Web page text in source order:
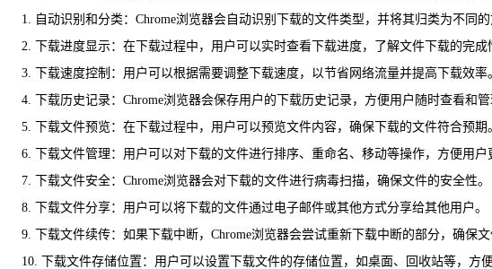
1. 自动识别和分类：Chrome浏览器会自动识别下载的文件类型，并将其归类为不同
2. 下载进度显示：在下载过程中，用户可以实时查看下载进度，了解文件下载的完成
3. 下载速度控制：用户可以根据需要调整下载速度，以节省网络流量并提高下载效率
4. 下载历史记录：Chrome浏览器会保存用户的下载历史记录，方便用户随时查看和管
5. 下载文件预览：在下载过程中，用户可以预览文件内容，确保下载的文件符合预期
6. 下载文件管理：用户可以对下载的文件进行排序、重命名、移动等操作，方便用户
7. 下载文件安全：Chrome浏览器会对下载的文件进行病毒扫描，确保文件的安全性。
8. 下载文件分享：用户可以将下载的文件通过电子邮件或其他方式分享给其他用户。
9. 下载文件续传：如果下载中断，Chrome浏览器会尝试重新下载中断的部分，确保文
10. 下载文件存储位置：用户可以设置下载文件的存储位置，如桌面、回收站等，方